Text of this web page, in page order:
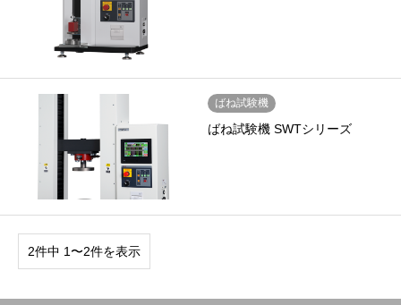
ばね試験機
ばね試験機 SWTシリーズ
2件中 1〜2件を表示